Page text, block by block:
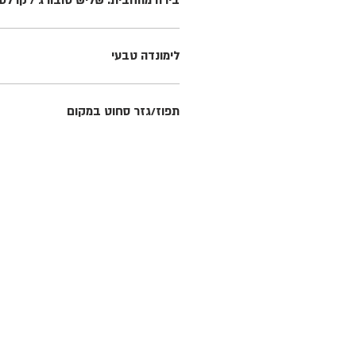
לימונדה טבעי
תפוז/גזר סחוט במקום